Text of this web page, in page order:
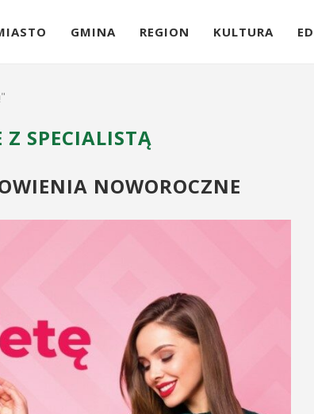
GMINA REGION KULTURA
Z SPECIALISTĄ
NOWOROCZNE